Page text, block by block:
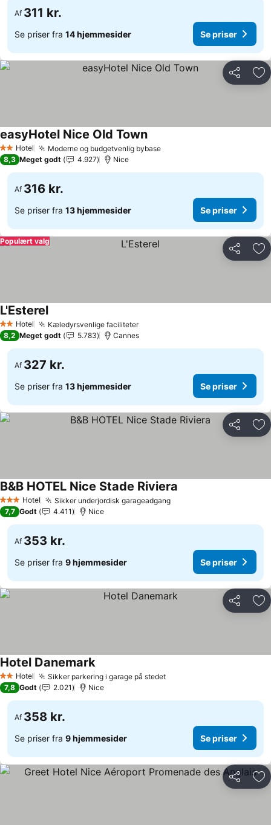
Af 311 kr.
Se priser fra 14 hjemmesider Se priser
Del
2 Stjerner
Hotel Moderne og budgetvenlig bybase
easyHotel Nice Old Town
8,3 Meget godt 4.927 Nice
Af 316 kr.
Se priser fra 13 hjemmesider Se priser
Del
Populært valg
2 Stjerner
Hotel Kæledyrsvenlige faciliteter
L'Esterel
8,2 Meget godt 5.783 Cannes
Af 327 kr.
Se priser fra 13 hjemmesider Se priser
Del
3 StjernerHotel Sikker underjordisk garageadgang
B&B HOTEL Nice Stade Riviera
7,7 Godt 4.411 Nice
Af 353 kr.
Se priser fra 9 hjemmesider Se priser
Del
2 Stjerner
Hotel Sikker parkering i garage på stedet
Hotel Danemark
7,8 Godt 2.021 Nice
Af 358 kr.
Se priser fra 9 hjemmesider Se priser
Del